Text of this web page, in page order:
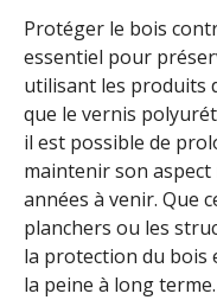
Protéger le bois
essentiel pour
utilisant les produits
que le vernis
il est possible de
maintenir son
années à venir. Que
planchers ou les
la protection du bois
la peine à long terme.